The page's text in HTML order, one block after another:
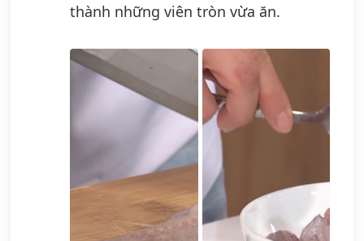
thành những viên tròn vừa ăn.